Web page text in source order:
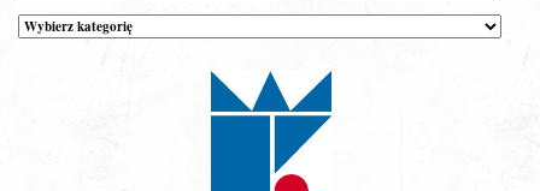
Kategorie
wpisów